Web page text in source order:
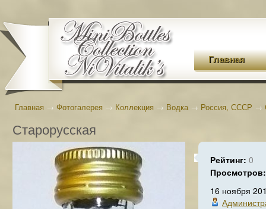
Главная
Главная → Фотогалерея → Коллекция → Водка→ Россия, СССР →
Старорусская
Рейтинг: 0
16 ноября